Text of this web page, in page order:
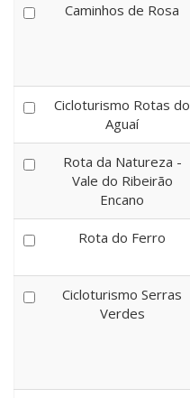
Caminhos de Rosa
Cicloturismo Rotas do
Aguaí
Rota da Natureza -
Vale do Ribeirão
Encano
Rota do Ferro
Cicloturismo Serras
Verdes